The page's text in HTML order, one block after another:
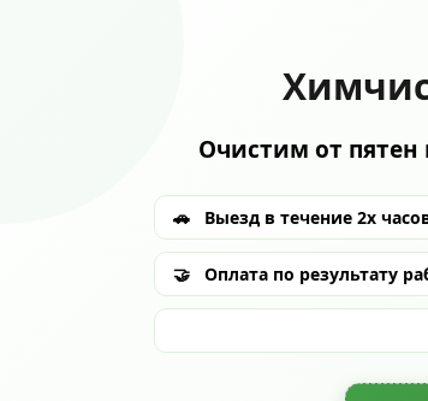
Очистим от пятен
🚗 Выезд в течение 2х
🤝 Оплата по результату